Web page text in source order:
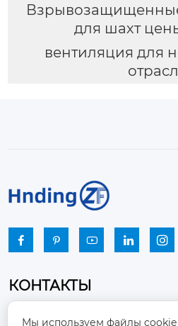
для шахт
вентиляция для
    
КОНТАКТЫ
Промышленный парк,
Мы используем файлы